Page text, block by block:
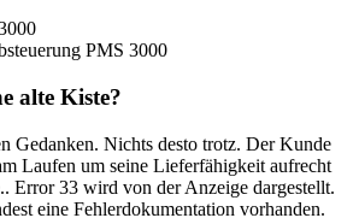
PMS 3000
alte Kiste?
Gedanken. Nichts desto trotz. Der Kunde
Laufen um seine Lieferfähigkeit aufrecht
Error 33 wird von der Anzeige dargestellt.
eine Fehlerdokumentation vorhanden.